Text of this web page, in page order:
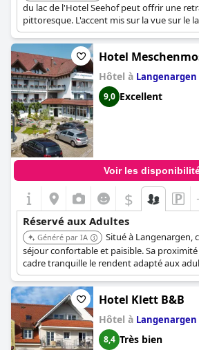
du lac de l'Hotel Seehof peut offrir une
pittoresque. L'accent mis sur la vue sur le
sereine pourrait être idéal pour les
Hotel
Hôtel à Langenargen
9,0 Excellent
Voir les
$
Réservé aux Adultes
Généré par IA
Situé à Langenargen,
séjour confortable et paisible. Sa proximité
cadre tranquille le rendent adapté aux
détente.
Hotel Klett B&B
Hôtel à Langenargen
8,4 Très bien